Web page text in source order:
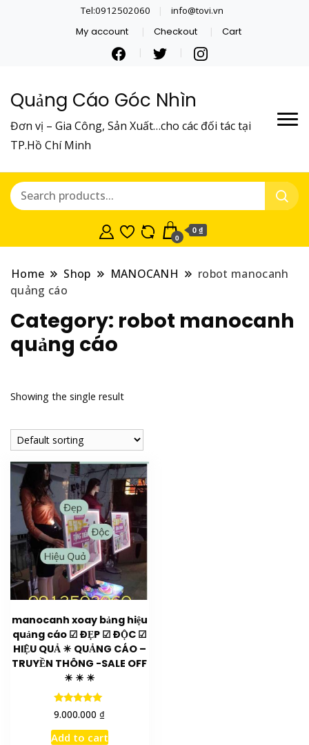
Tel:0912502060 info@tovi.vn
My account Checkout Cart
Quảng Cáo Góc Nhìn
Đơn vị – Gia Công, Sản Xuất…cho các đối tác tại
TP.Hồ Chí Minh
0
0 ₫
Home Shop MANOCANH
robot manocanh
quảng cáo
Category: robot manocanh
quảng cáo
Showing the single result
manocanh xoay bảng hiệu
quảng cáo ☑ ĐẸP ☑ ĐỘC ☑
HIỆU QUẢ ☀ QUẢNG CÁO –
TRUYỀN THÔNG -SALE OFF
☀ ☀ ☀
Rated
5.00
out of 5
9.000.000 ₫
Add to cart